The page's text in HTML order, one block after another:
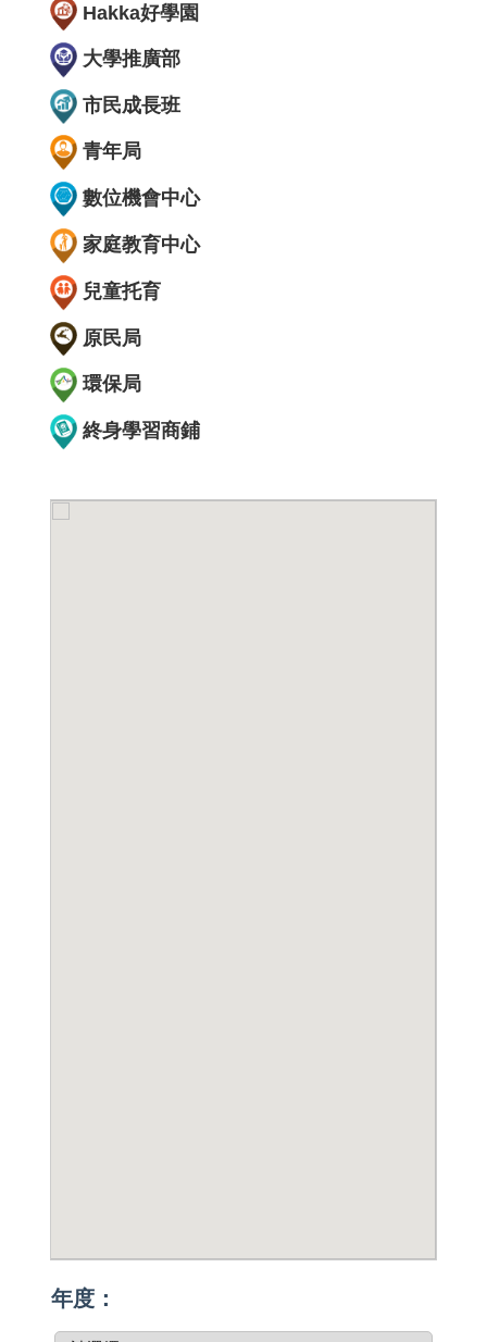
Hakka好學園
大學推廣部
市民成長班
青年局
數位機會中心
家庭教育中心
兒童托育
原民局
環保局
終身學習商鋪
年度：